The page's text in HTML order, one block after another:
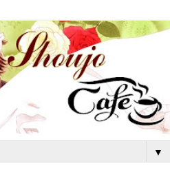
▼